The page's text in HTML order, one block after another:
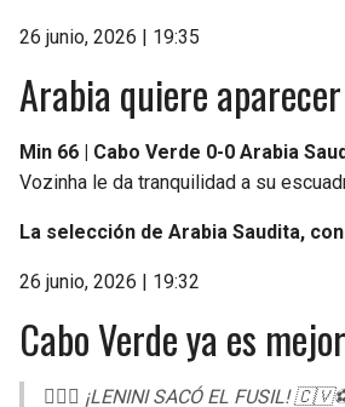
26 junio, 2026 | 19:35
Arabia quiere
Min 66 | Cabo Verde 0-0 Arabia
Vozinha le da tranquilidad a su
La selección de Arabia Saudita,
26 junio, 2026 | 19:32
Cabo Verde ya es
😮‍💨🚀 ¡LENINI SACÓ EL FUSIL!